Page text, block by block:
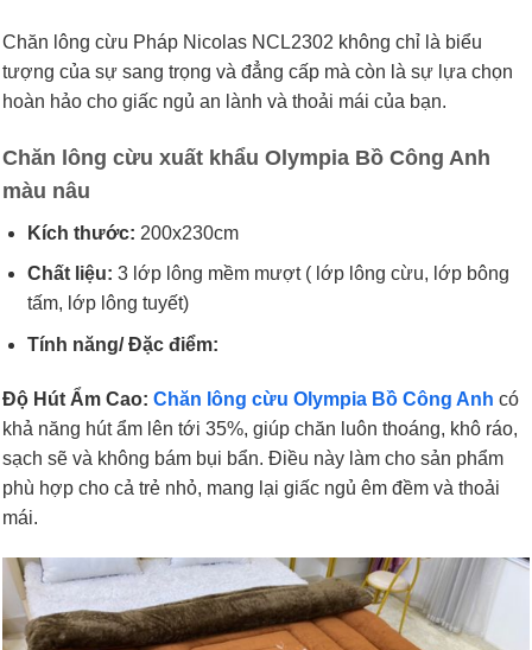
Chăn lông cừu Pháp Nicolas NCL2302 không chỉ là biểu
tượng của sự sang trọng và đẳng cấp mà còn là sự lựa chọn
hoàn hảo cho giấc ngủ an lành và thoải mái của bạn.
Chăn lông cừu xuất khẩu Olympia Bồ Công Anh
màu nâu
Kích thước: 200x230cm
Chất liệu: 3 lớp lông mềm mượt ( lớp lông cừu, lớp bông
tấm, lớp lông tuyết)
Tính năng/ Đặc điểm:
Độ Hút Ẩm Cao: Chăn lông cừu Olympia Bồ Công Anh có
khả năng hút ẩm lên tới 35%, giúp chăn luôn thoáng, khô ráo,
sạch sẽ và không bám bụi bẩn. Điều này làm cho sản phẩm
phù hợp cho cả trẻ nhỏ, mang lại giấc ngủ êm đềm và thoải
mái.